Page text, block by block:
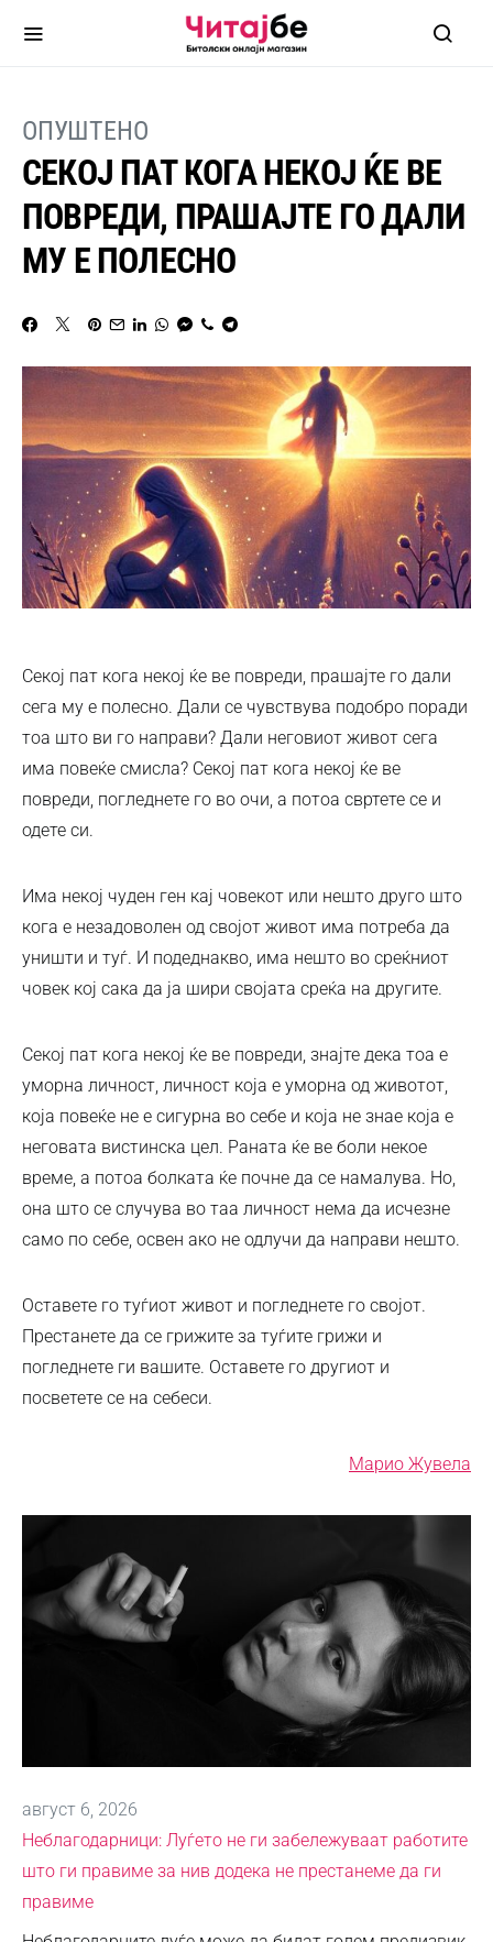
ОПУШТЕНО
СЕКОЈ ПАТ КОГА НЕКОЈ ЌЕ ВЕ
ПОВРЕДИ, ПРАШАЈТЕ ГО ДАЛИ
МУ Е ПОЛЕСНО
Секој пат кога некој ќе ве повреди, прашајте го дали
сега му е полесно. Дали се чувствува подобро поради
тоа што ви го направи? Дали неговиот живот сега
има повеќе смисла? Секој пат кога некој ќе ве
повреди, погледнете го во очи, а потоа свртете се и
одете си.
Има некој чуден ген кај човекот или нешто друго што
кога е незадоволен од својот живот има потреба да
уништи и туѓ. И подеднакво, има нешто во среќниот
човек кој сака да ја шири својата среќа на другите.
Секој пат кога некој ќе ве повреди, знајте дека тоа е
уморна личност, личност која е уморна од животот,
која повеќе не е сигурна во себе и која не знае која е
неговата вистинска цел. Раната ќе ве боли некое
време, а потоа болката ќе почне да се намалува. Но,
она што се случува во таа личност нема да исчезне
само по себе, освен ако не одлучи да направи нешто.
Оставете го туѓиот живот и погледнете го својот.
Престанете да се грижите за туѓите грижи и
погледнете ги вашите. Оставете го другиот и
посветете се на себеси.
Марио Жувела
август 6, 2026
Неблагодарници: Луѓето не ги забележуваат работите
што ги правиме за нив додека не престанеме да ги
правиме